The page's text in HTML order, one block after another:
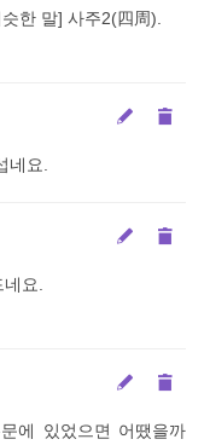
한 말] 사주2(四周).
요.
요.
에 있었으면 어땠을까